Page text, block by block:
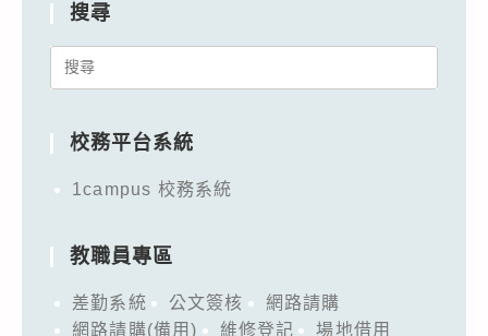
搜尋
Search
校務平台系統
1campus 校務系統
教職員專區
差勤系統 公文簽核
網路請購
網路請購(備用)
維修登記
場地借用